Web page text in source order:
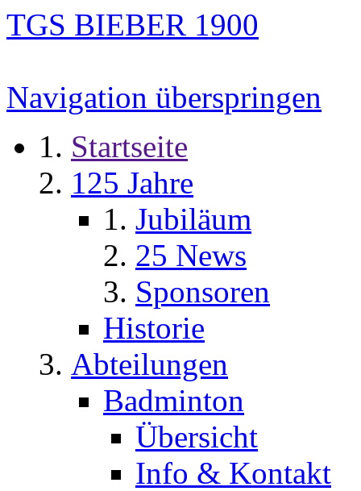
TGS BIEBER 1900
Navigation überspringen
Startseite
125 Jahre
Jubiläum
25 News
Sponsoren
Historie
Abteilungen
Badminton
Übersicht
Info & Kontakt